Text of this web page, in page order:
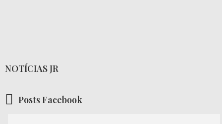
NOTÍCIAS JR
Posts Facebook